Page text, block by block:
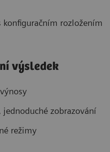
konfiguračním rozložením
výsledek
zobrazování
režimy